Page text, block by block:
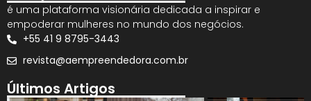
é uma plataforma visionária dedicada a inspirar e
empoderar mulheres no mundo dos negócios.
+55 41 9 8795-3443
revista@aempreendedora.com.br
Últimos Artigos